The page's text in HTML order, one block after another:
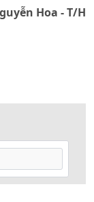
Hoa - T/H